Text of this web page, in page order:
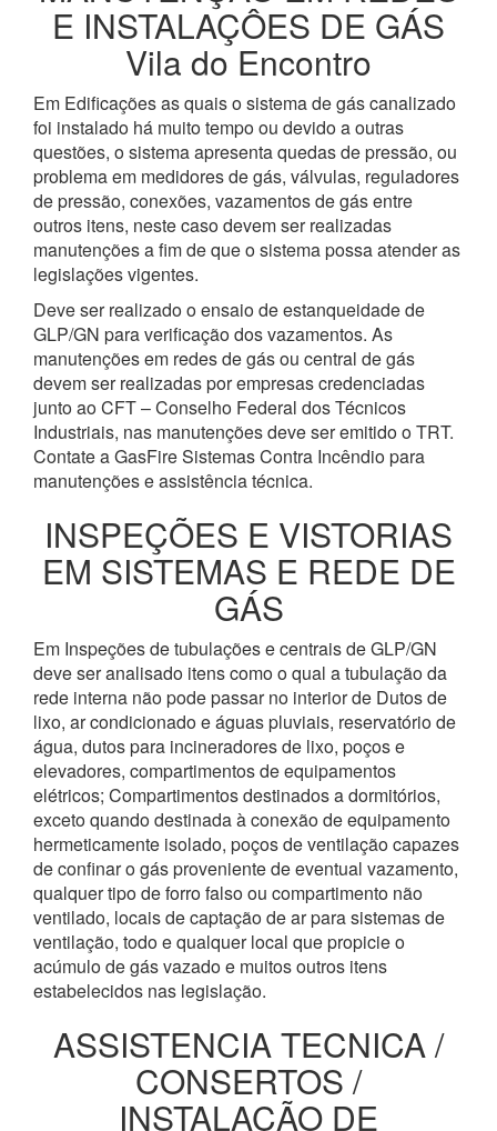
E INSTALAÇÔES DE GÁS
Vila do Encontro
Em Edificações as quais o sistema de gás canalizado
foi instalado há muito tempo ou devido a outras
questões, o sistema apresenta quedas de pressão, ou
problema em medidores de gás, válvulas, reguladores
de pressão, conexões, vazamentos de gás entre
outros itens, neste caso devem ser realizadas
manutenções a fim de que o sistema possa atender as
legislações vigentes.
Deve ser realizado o ensaio de estanqueidade de
GLP/GN para verificação dos vazamentos. As
manutenções em redes de gás ou central de gás
devem ser realizadas por empresas credenciadas
junto ao CFT – Conselho Federal dos Técnicos
Industriais, nas manutenções deve ser emitido o TRT.
Contate a GasFire Sistemas Contra Incêndio para
manutenções e assistência técnica.
INSPEÇÕES E VISTORIAS
EM SISTEMAS E REDE DE
GÁS
Em Inspeções de tubulações e centrais de GLP/GN
deve ser analisado itens como o qual a tubulação da
rede interna não pode passar no interior de Dutos de
lixo, ar condicionado e águas pluviais, reservatório de
água, dutos para incineradores de lixo, poços e
elevadores, compartimentos de equipamentos
elétricos; Compartimentos destinados a dormitórios,
exceto quando destinada à conexão de equipamento
hermeticamente isolado, poços de ventilação capazes
de confinar o gás proveniente de eventual vazamento,
qualquer tipo de forro falso ou compartimento não
ventilado, locais de captação de ar para sistemas de
ventilação, todo e qualquer local que propicie o
acúmulo de gás vazado e muitos outros itens
estabelecidos nas legislação.
ASSISTENCIA TECNICA /
CONSERTOS /
INSTALAÇÃO DE